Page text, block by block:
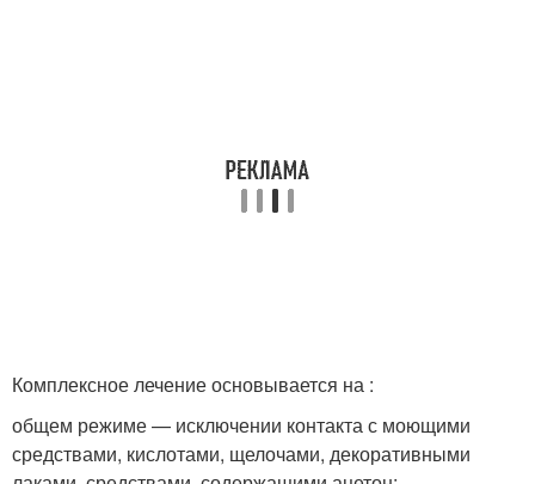
Комплексное лечение основывается на :
общем режиме — исключении контакта с моющими
средствами, кислотами, щелочами, декоративными